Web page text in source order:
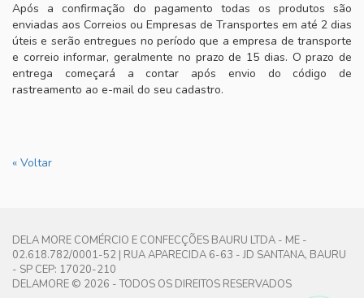
Após a confirmação do pagamento todas os produtos são
enviadas aos Correios ou Empresas de Transportes em até 2 dias
úteis e serão entregues no período que a empresa de transporte
e correio informar, geralmente no prazo de 15 dias. O prazo de
entrega começará a contar após envio do código de
rastreamento ao e-mail do seu cadastro.
« Voltar
DELA MORE COMÉRCIO E CONFECÇÕES BAURU LTDA - ME -
02.618.782/0001-52 | RUA APARECIDA 6-63 - JD SANTANA, BAURU
- SP CEP: 17020-210
DELAMORE © 2026 - TODOS OS DIREITOS RESERVADOS